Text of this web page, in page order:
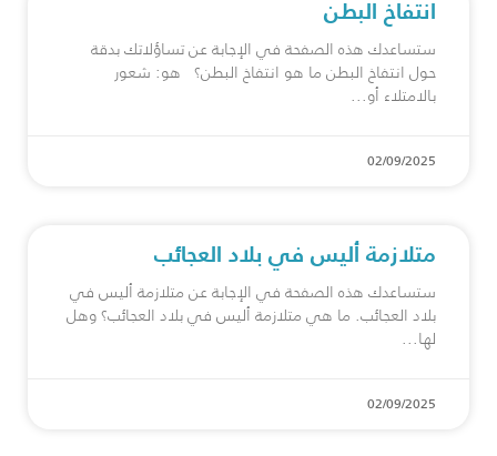
انتفاخ البطن
ستساعدك هذه الصفحة في الإجابة عن تساؤلاتك بدقة
حول انتفاخ البطن ما هو انتفاخ البطن؟ هو: شعور
بالامتلاء أو
02/09/2025
متلازمة أليس في بلاد العجائب
ستساعدك هذه الصفحة في الإجابة عن متلازمة أليس في
بلاد العجائب. ما هي متلازمة أليس في بلاد العجائب؟ وهل
لها
02/09/2025